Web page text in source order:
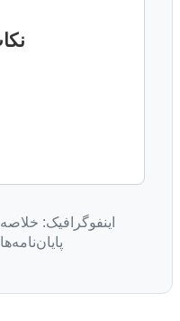
اینفوگرافیک: